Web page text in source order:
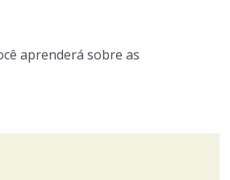
aprenderá sobre as